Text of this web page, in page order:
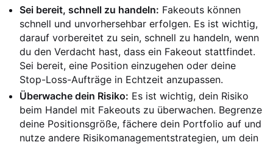
Sei bereit, schnell zu handeln: Fakeouts können
schnell und unvorhersehbar erfolgen. Es ist wichtig,
darauf vorbereitet zu sein, schnell zu handeln, wenn
du den Verdacht hast, dass ein Fakeout stattfindet.
Sei bereit, eine Position einzugehen oder deine
Stop-Loss-Aufträge in Echtzeit anzupassen.
Überwache dein Risiko: Es ist wichtig, dein Risiko
beim Handel mit Fakeouts zu überwachen. Begrenze
deine Positionsgröße, fächere dein Portfolio auf und
nutze andere Risikomanagementstrategien, um dein